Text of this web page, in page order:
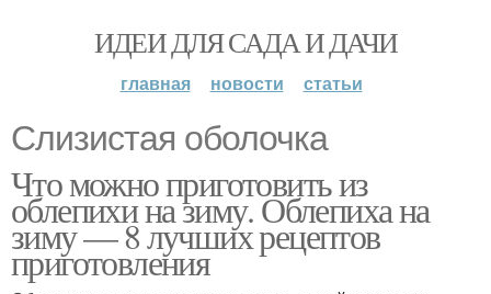
ИДЕИ ДЛЯ САДА И ДАЧИ
главная новости статьи
Слизистая оболочка
Что можно приготовить из
облепихи на зиму. Облепиха на
зиму — 8 лучших рецептов
приготовления